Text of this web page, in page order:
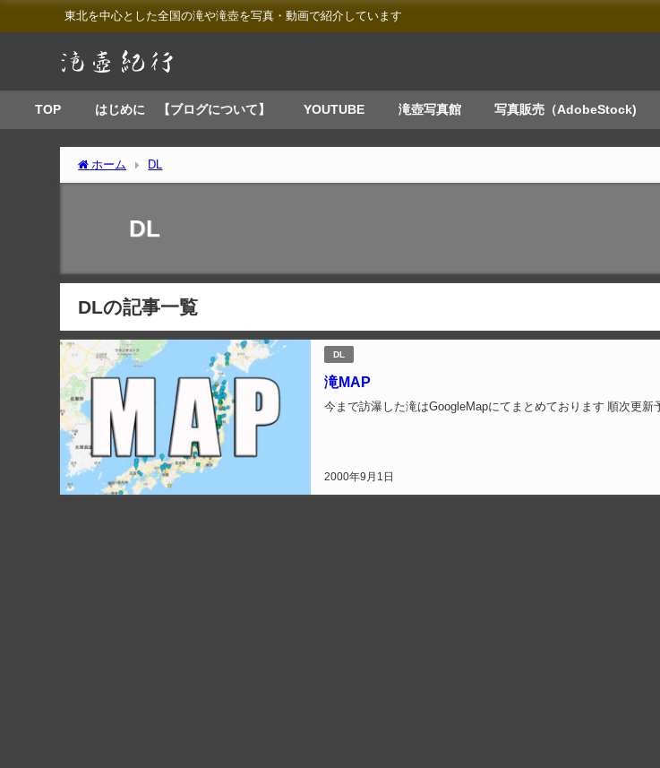
東北を中心とした全国の滝や滝壺を写真・動画で紹介しています
TOP はじめに 【ブログについて】 YOUTUBE 滝壺写真館 写真販売（AdobeStock)
ホーム DL
DL
DLの記事一覧
DL
滝MAP
2000年9月1日